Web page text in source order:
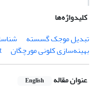
کلیدواژه‌ها
تبدیل موجک گسسته
بهینه‌سازی کلونی مورچگان
عنوان مقاله English